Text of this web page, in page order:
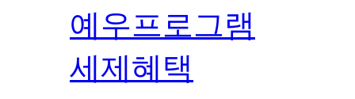
예우프로그램
세제혜택